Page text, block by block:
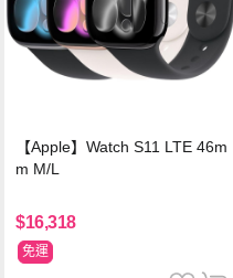
【Apple】Watch S11 LTE 46m
m M/L
$16,318
免運